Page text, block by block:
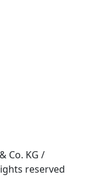
Co. KG /
reserved